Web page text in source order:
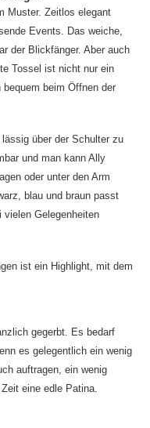
Muster. Zeitlos elegant
Events. Das weiche,
der Blickfänger. Aber auch
Tossel ist nicht nur ein
beim Öffnen der
über der Schulter zu
und man kann Ally
oder unter den Arm
blau und braun passt
Gelegenheiten
ist ein Highlight, mit dem
gegerbt. Es bedarf
es gelegentlich ein wenig
auftragen, ein wenig
eine edle Patina.